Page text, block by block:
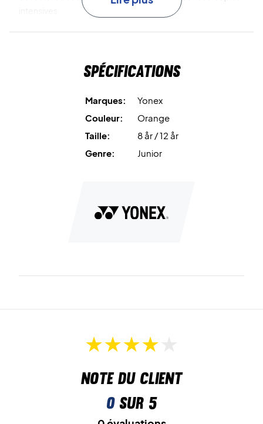
du début à la fin de l’entraînement.
Optez pour le T-shirt Junior Yonex 16862J Cyber Orange :
l’énergie au service des jeunes compétiteurs
Orange.
Spécifications
Marques:
Yonex
Couleur:
Orange
Taille:
8 år / 12 år
Genre:
Junior
Note du client
0sur 5